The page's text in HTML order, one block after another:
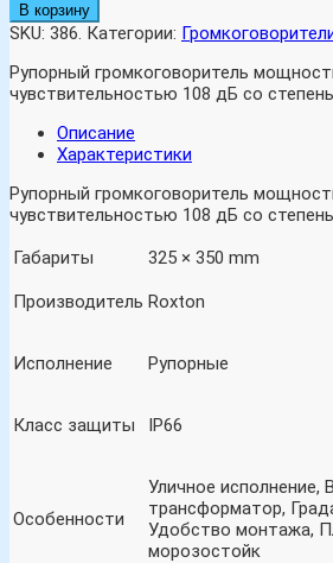
В корзину
SKU: 386. Категории:
Рупорный громкоговоритель
чувствительностью 108 дБ со
Описание
Характеристики
Рупорный громкоговоритель
чувствительностью 108 дБ со
Габариты
325 × 350 mm
Производитель Roxton
Исполнение Рупорные
Класс защиты IP66
Особенности
Уличное исполнение,
трансформатор,
Удобство монтажа,
морозостойк